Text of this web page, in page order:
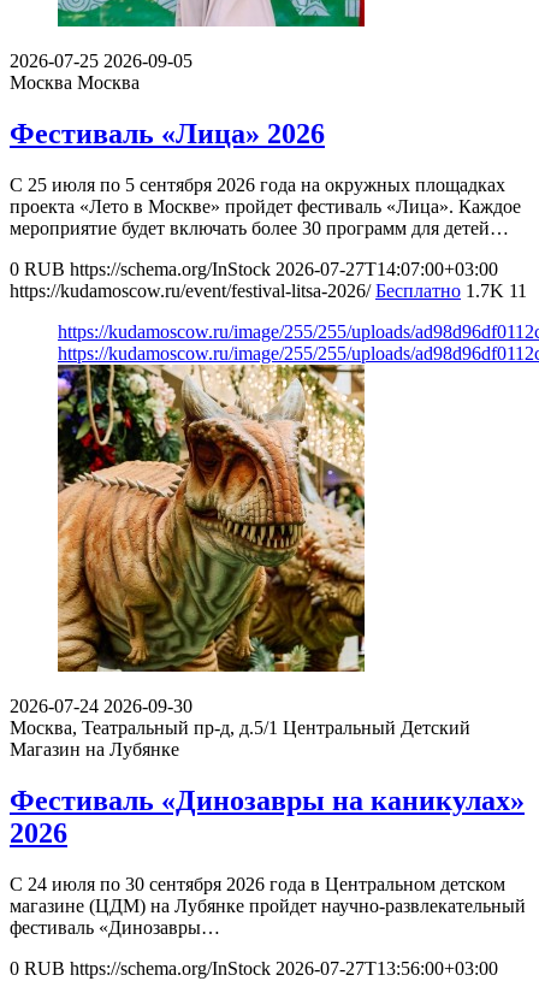
2026-07-25 2026-09-05
Москва Москва
Фестиваль «Лица» 2026
С 25 июля по 5 сентября 2026 года на окружных площадках
проекта «Лето в Москве» пройдет фестиваль «Лица». Каждое
мероприятие будет включать более 30 программ для детей…
0 RUB https://schema.org/InStock 2026-07-27T14:07:00+03:00
https://kudamoscow.ru/event/festival-litsa-2026/ Бесплатно 1.7K 11
https://kudamoscow.ru/image/255/255/uploads/
https://kudamoscow.ru/image/255/255/uploads/
2026-07-24 2026-09-30
Москва, Театральный пр-д, д.5/1 Центральный Детский
Магазин на Лубянке
Фестиваль «Динозавры на каникулах»
2026
С 24 июля по 30 сентября 2026 года в Центральном детском
магазине (ЦДМ) на Лубянке пройдет научно-развлекательный
фестиваль «Динозавры…
0 RUB https://schema.org/InStock 2026-07-27T13:56:00+03:00